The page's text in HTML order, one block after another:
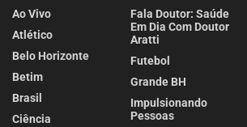
Ao Vivo
Atlético
Belo Horizonte
Betim
Brasil
Ciência
Fala Doutor: Saúde
Em Dia Com Doutor
Aratti
Futebol
Grande BH
Impulsionando
Pessoas